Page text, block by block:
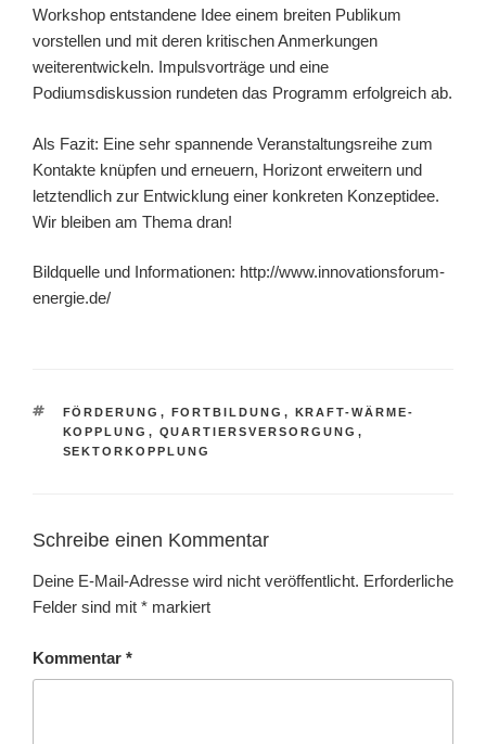
Workshop entstandene Idee einem breiten Publikum
vorstellen und mit deren kritischen Anmerkungen
weiterentwickeln. Impulsvorträge und eine
Podiumsdiskussion rundeten das Programm erfolgreich ab.
Als Fazit: Eine sehr spannende Veranstaltungsreihe zum
Kontakte knüpfen und erneuern, Horizont erweitern und
letztendlich zur Entwicklung einer konkreten Konzeptidee.
Wir bleiben am Thema dran!
Bildquelle und Informationen: http://www.innovationsforum-
energie.de/
SCHLAGWÖRTER
FÖRDERUNG , FORTBILDUNG , KRAFT-WÄRME-
KOPPLUNG , QUARTIERSVERSORGUNG ,
SEKTORKOPPLUNG
Schreibe einen Kommentar
Deine E-Mail-Adresse wird nicht veröffentlicht. Erforderliche
Felder sind mit * markiert
Kommentar *